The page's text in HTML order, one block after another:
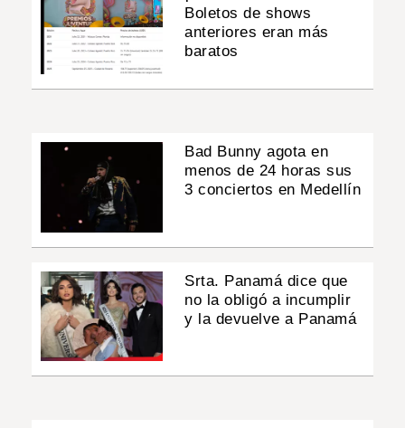
Boletos de shows
anteriores eran más
baratos
Bad Bunny agota en
menos de 24 horas sus
3 conciertos en Medellín
Srta. Panamá dice que
no la obligó a incumplir
y la devuelve a Panamá